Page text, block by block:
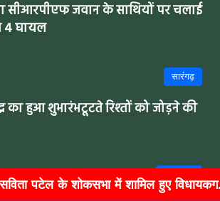
सीआरपीएफ जवान के साथियों पर चलाई
4 घायल
सारंगढ़
का हुआ शुभारंभटूटते रिश्तों को जोड़ने की
छत्तीसगढ़
विधायकग... बुजुर्गों के चेहरों पर